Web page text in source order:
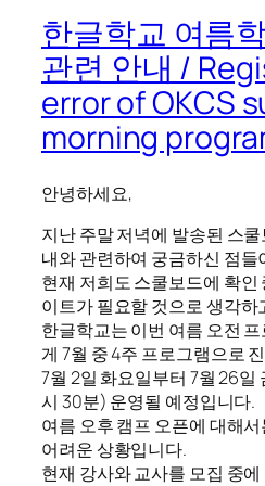
한글학교 여름
관련 안내 /
error of OKCS
morning
안녕하세요,
지난 주말 저녁에 발송된 스
내와 관련하여 궁금하신 점들
현재 저희도 스쿨보드에 확인
이트가 필요할 것으로 생각하
한글학교는 이번 여름 오전
게 7월 중 4주 프로그램으로
7월 2일 화요일부터 7월 26일
시 30분) 운영될 예정입니다.
여름 오후 캠프 오픈에 대해
어려운 상황입니다.
현재 강사와 교사를 모집 중